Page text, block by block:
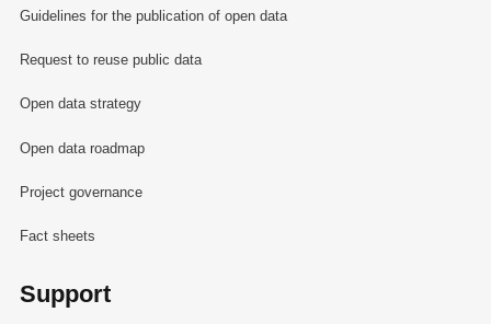
Guidelines for the publication of open data
Request to reuse public data
Open data strategy
Open data roadmap
Project governance
Fact sheets
Support